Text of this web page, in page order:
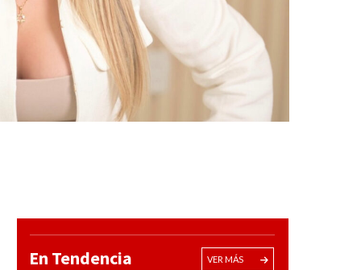
En Tendencia VER MÁS